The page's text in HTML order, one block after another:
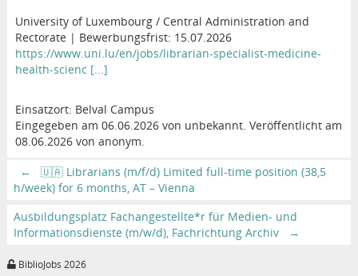
University of Luxembourg / Central Administration and
Rectorate | Bewerbungsfrist: 15.07.2026
https://www.uni.lu/en/jobs/librarian-specialist-medicine-
health-scienc [...]
Einsatzort: Belval Campus
Eingegeben am 06.06.2026 von unbekannt. Veröffentlicht am
08.06.2026 von anonym.
←
🇺🇦 Librarians (m/f/d) Limited full-time position (38,5
h/week) for 6 months, AT – Vienna
Ausbildungsplatz Fachangestellte*r für Medien- und
Informationsdienste (m/w/d), Fachrichtung Archiv
→
BiblioJobs 2026